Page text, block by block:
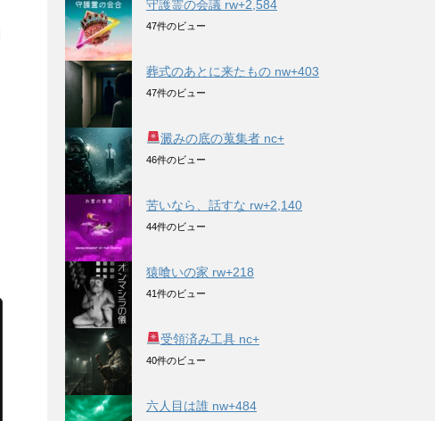
守護霊の会議 rw+2,584
47件のビュー
葬式のあとに来たもの nw+403
47件のビュー
澱みの底の蒐集者 nc+
46件のビュー
苦いなら、話すな rw+2,140
44件のビュー
猿喰いの家 rw+218
41件のビュー
受領済み工具 nc+
40件のビュー
六人目は誰 nw+484